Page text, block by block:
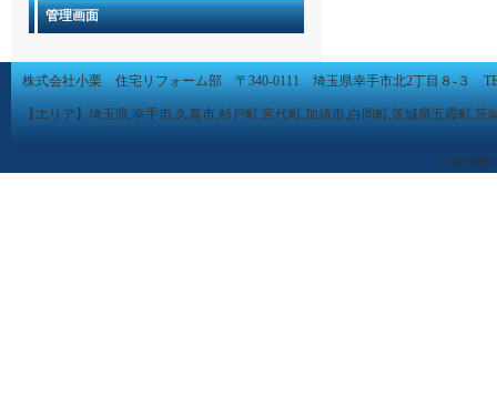
管理画面
株式会社小栗 住宅リフォーム部 〒340-0111 埼玉県幸手市北2丁目８-３
【エリア】埼玉県,幸手市,久喜市,杉戸町,宮代町,加須市,白岡町,茨城県五霞町,茨